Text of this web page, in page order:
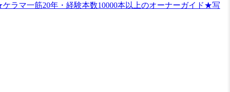
ラマ一筋20年・経験本数10000本以上のオーナーガイド★写